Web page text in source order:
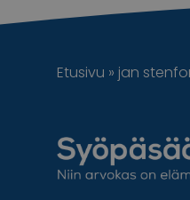
Etusivu » jan